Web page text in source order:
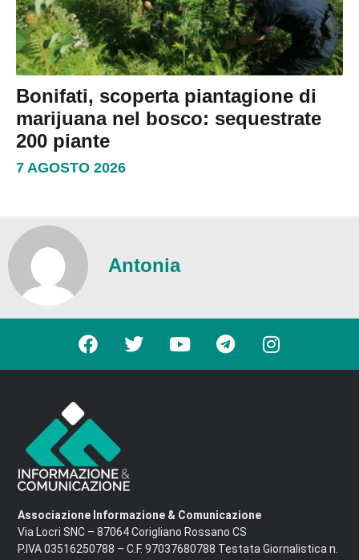
Bonifati, scoperta piantagione di
marijuana nel bosco: sequestrate
200 piante
7 AGOSTO 2026
Antonia
Associazione Informazione & Comunicazione
Via Locri SNC – 87064 Corigliano Rossano CS
P.IVA 03516250788 – C.F. 97037680788 Testata Giornalistica n.